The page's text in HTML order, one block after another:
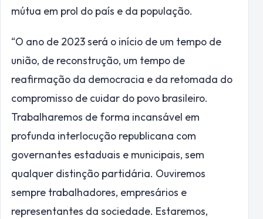
mútua em prol do país e da população.
“O ano de 2023 será o início de um tempo de
união, de reconstrução, um tempo de
reafirmação da democracia e da retomada do
compromisso de cuidar do povo brasileiro.
Trabalharemos de forma incansável em
profunda interlocução republicana com
governantes estaduais e municipais, sem
qualquer distinção partidária. Ouviremos
sempre trabalhadores, empresários e
representantes da sociedade. Estaremos,